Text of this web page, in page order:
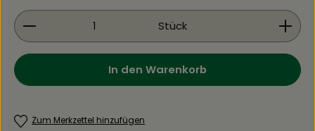
Produkt Anzahl: Gib den gewünschten Wert
Stück
In den Warenkorb
Zum Merkzettel hinzufügen